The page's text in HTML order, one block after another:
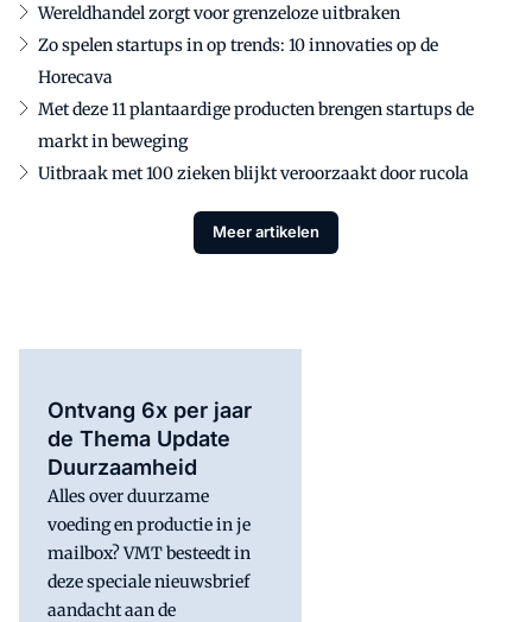
Wereldhandel zorgt voor grenzeloze uitbraken
Zo spelen startups in op trends: 10 innovaties op de
Horecava
Met deze 11 plantaardige producten brengen startups de
markt in beweging
Uitbraak met 100 zieken blijkt veroorzaakt door rucola
Meer artikelen
Ontvang 6x per jaar
de Thema Update
Duurzaamheid
Alles over duurzame
voeding en productie in je
mailbox? VMT besteedt in
deze speciale nieuwsbrief
aandacht aan de